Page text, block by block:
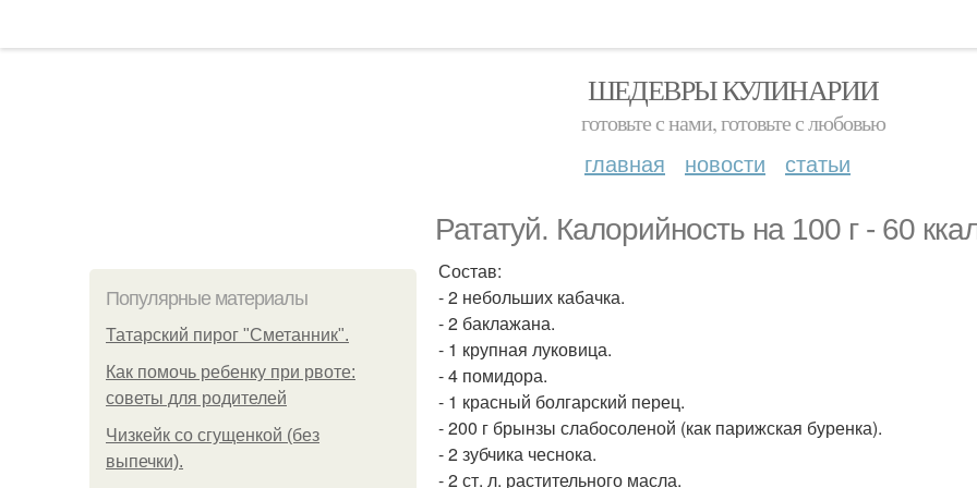
ШЕДЕВРЫ КУЛИНАРИИ
готовьте с нами, готовьте с любовью
главная новости статьи
Рататуй. Калорийность на 100 г - 60
Популярные материалы
Татарский пирог "Сметанник".
Как помочь ребенку при рвоте:
советы для родителей
Чизкейк со сгущенкой (без
выпечки).
Состав:
- 2 небольших кабачка.
- 2 баклажана.
- 1 крупная луковица.
- 4 помидора.
- 1 красный болгарский перец.
- 200 г брынзы слабосоленой (как парижская буренка).
- 2 зубчика чеснока.
- 2 ст. л. растительного масла.